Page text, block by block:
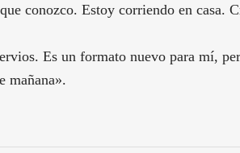
conozco. Estoy corriendo en casa.
Es un formato nuevo para mí,
mañana».